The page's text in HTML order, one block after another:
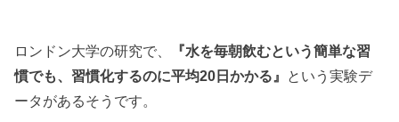
ロンドン大学の研究で、
『水を毎朝飲むという簡単な習
慣でも、習慣化するのに平均20日かかる』 という実験デ
ータがあるそうです。